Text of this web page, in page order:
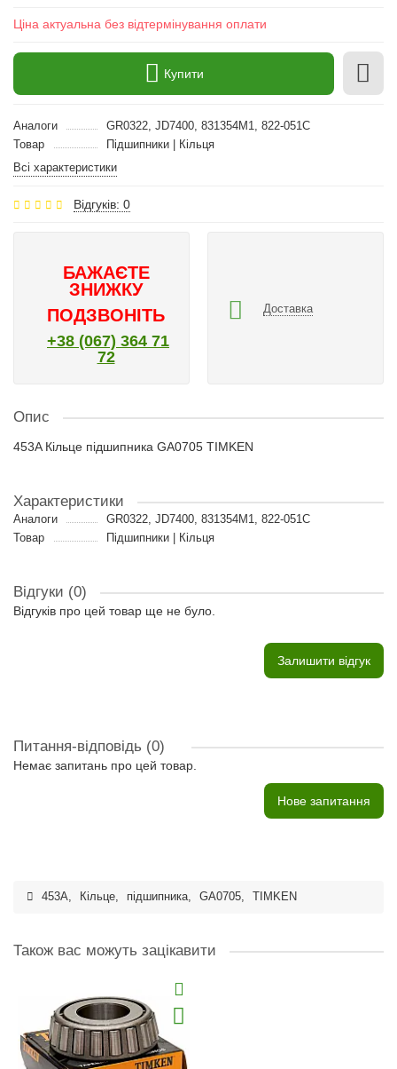
Ціна актуальна без відтермінування оплати
Купити
Аналоги
GR0322, JD7400, 831354M1, 822-051C
Товар
Підшипники | Кільця
Всі характеристики
Відгуків: 0
БАЖАЄТЕ
ЗНИЖКУ
ПОДЗВОНІТЬ
+38 (067) 364 71
72
Доставка
Опис
453A Кільце підшипника GA0705 TIMKEN
Характеристики
Аналоги
GR0322, JD7400, 831354M1, 822-051C
Товар
Підшипники | Кільця
Відгуки (0)
Відгуків про цей товар ще не було.
Залишити відгук
Питання-відповідь (0)
Немає запитань про цей товар.
Нове запитання
453A, Кільце, підшипника, GA0705, TIMKEN
Також вас можуть зацікавити